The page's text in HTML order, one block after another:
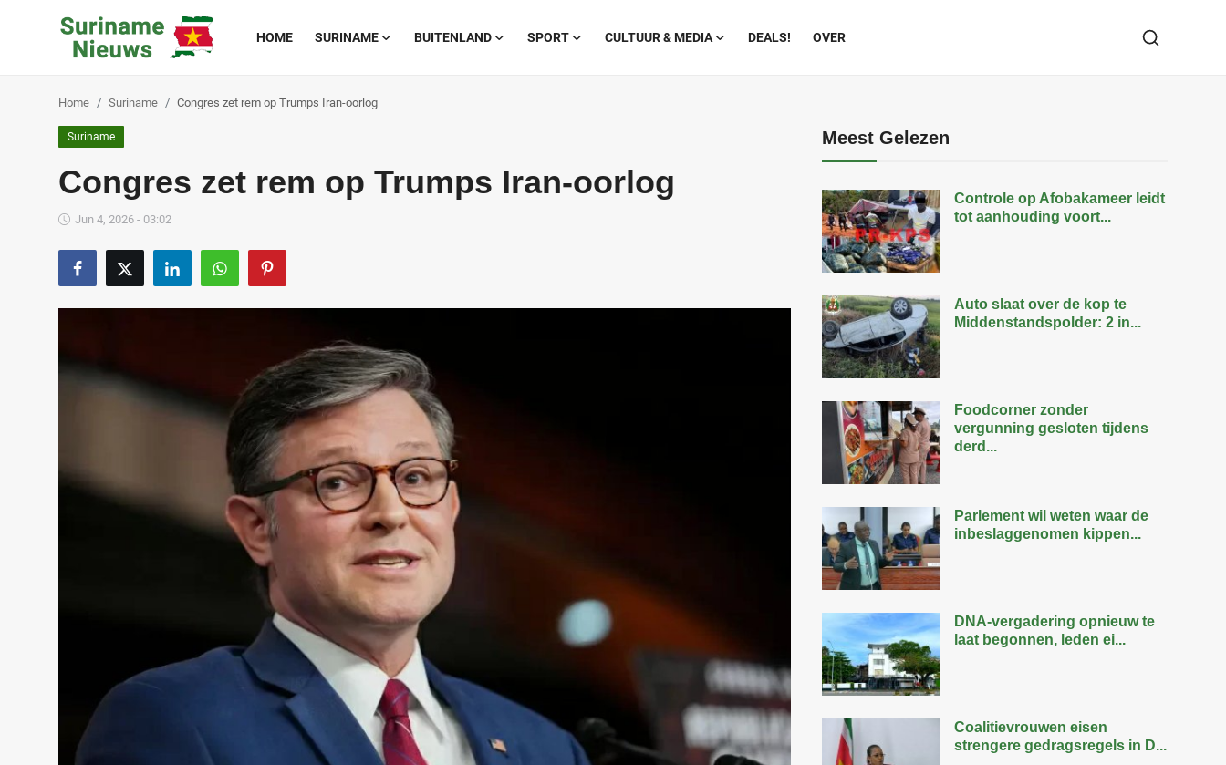
HOME SURINAME BUITENLAND SPORT CULTUUR & MEDIA DEALS! OVER
Buitenland
Cultuur & Media
Home Suriname Congres zet rem op Trumps Iran-oorlog
Suriname
Congres zet rem op Trumps Iran-oorlog
Jun 4, 2026 - 03:02
Meest Gelezen
Controle op Afobakameer leidt
tot aanhouding voort...
Auto slaat over de kop te
Middenstandspolder: 2 in...
Foodcorner zonder
vergunning gesloten tijdens
derd...
Parlement wil weten waar de
inbeslaggenomen kippen...
DNA-vergadering opnieuw te
laat begonnen, leden ei...
Coalitievrouwen eisen
strengere gedragsregels in D...